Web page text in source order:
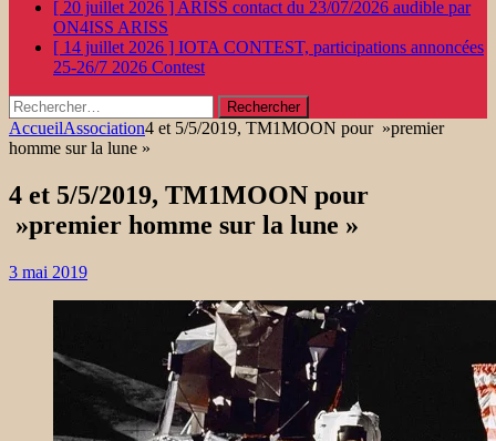
[ 20 juillet 2026 ] ARISS contact du 23/07/2026 audible par
ON4ISS ARISS
[ 14 juillet 2026 ] IOTA CONTEST, participations annoncées
25-26/7 2026 Contest
Rechercher :
AccueilAssociation4 et 5/5/2019, TM1MOON pour »premier
homme sur la lune »
4 et 5/5/2019, TM1MOON pour
»premier homme sur la lune »
3 mai 2019